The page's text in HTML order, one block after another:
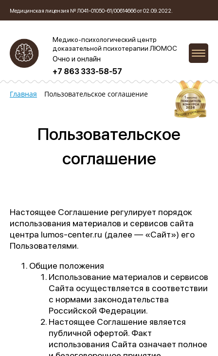
Медицинская лицензия № Л041-01050-61/00614666 от 02.09.2022.
Медико-психологический центр
доказательной психотерапии ЛЮМОС
Очно и онлайн
+7 863 333-58-57
Главная Пользовательское соглашение
Пользовательское
соглашение
Настоящее Соглашение регулирует порядок
использования материалов и сервисов сайта
центра lumos-center.ru (далее — «Сайт») его
Пользователями.
Общие положения
Использование материалов и сервисов
Сайта осуществляется в соответствии
с нормами законодательства
Российской Федерации.
Настоящее Соглашение является
публичной офертой. Факт
использования Сайта означает полное